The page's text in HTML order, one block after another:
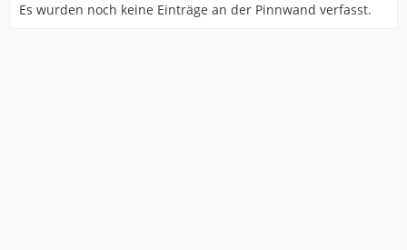
Es wurden noch keine Einträge an der Pinnwand verfasst.